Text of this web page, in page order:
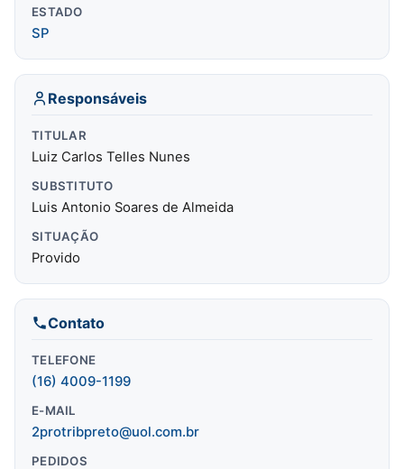
ESTADO
SP
Responsáveis
TITULAR
Luiz Carlos Telles Nunes
SUBSTITUTO
Luis Antonio Soares de Almeida
SITUAÇÃO
Provido
Contato
TELEFONE
(16) 4009-1199
E-MAIL
2protribpreto@uol.com.br
PEDIDOS